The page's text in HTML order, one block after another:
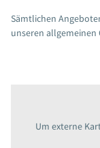
Sämtlichen
unseren allgemeinen
Um externe